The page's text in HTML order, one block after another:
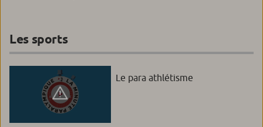
Les sports
Le para athlétisme